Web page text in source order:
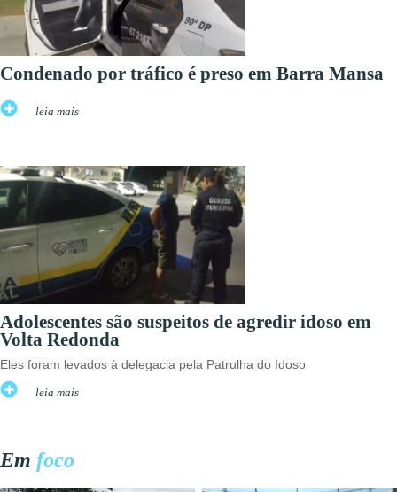
Condenado por tráfico é preso em Barra Mansa
leia mais
Adolescentes são suspeitos de agredir idoso em
Volta Redonda
Eles foram levados à delegacia pela Patrulha do Idoso
leia mais
Em foco